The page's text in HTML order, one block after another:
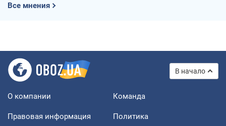
Все мнения
В начало
О компании Команда
Правовая информация
Политика